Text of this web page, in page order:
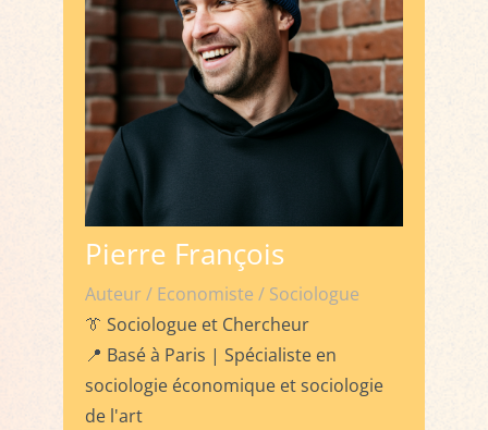
Pierre François
Auteur / Economiste / Sociologue
👔 Sociologue et Chercheur
📍 Basé à Paris | Spécialiste en
sociologie économique et sociologie
de l'art